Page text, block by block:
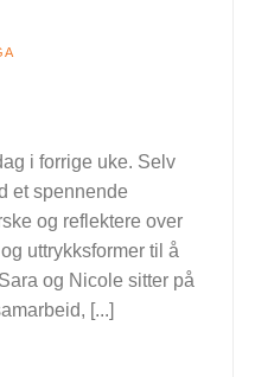
i forrige uke. Selv
et spennende
og reflektere over
uttrykksformer til å
og Nicole sitter på
[...]